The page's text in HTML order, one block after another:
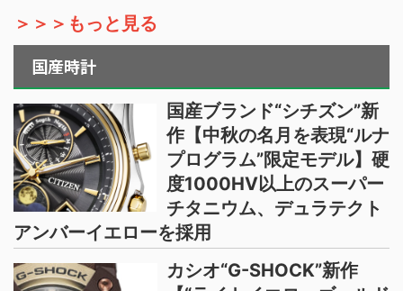
＞＞＞もっと見る
国産時計
国産ブランド“シチズン”新
作【中秋の名月を表現“ルナ
プログラム”限定モデル】硬
度1000HV以上のスーパー
チタニウム、デュラテクト
アンバーイエローを採用
カシオ“G-SHOCK”新作